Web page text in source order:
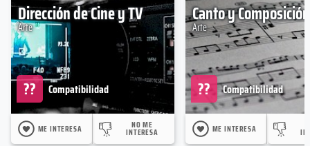
Dirección de Cine y TV
Arte
Compatibilidad
??
ME INTERESA NO ME
INTERESA
Canto y Composición
Arte
Compatibilidad
??
ME INTERESA